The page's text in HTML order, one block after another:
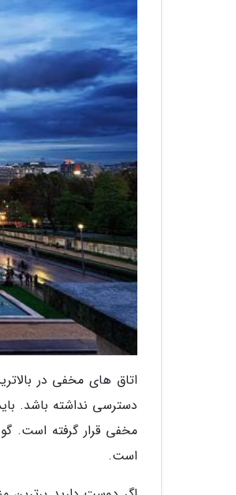
اتاق های مخفی در
دسترسی نداشته باشد.
مخفی قرار گرفته است.
است.